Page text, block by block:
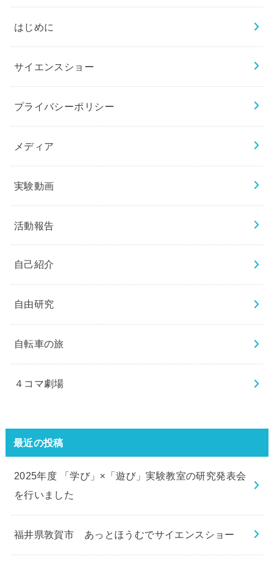
はじめに
サイエンスショー
プライバシーポリシー
メディア
実験動画
活動報告
自己紹介
自由研究
自転車の旅
４コマ劇場
最近の投稿
2025年度 「学び」×「遊び」実験教室の研究発表会
を行いました
福井県敦賀市 あっとほうむでサイエンスショー